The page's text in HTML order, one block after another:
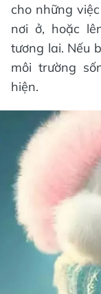
cho những
nơi ở, hoặc
tương lai. Nếu
môi trường
hiện.